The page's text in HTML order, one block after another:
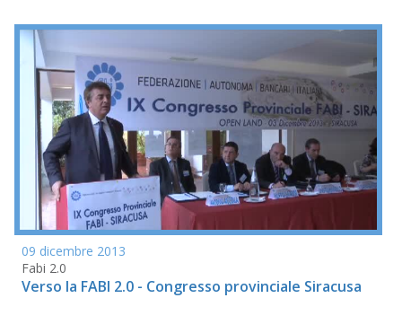
09 dicembre 2013
Fabi 2.0
Verso la FABI 2.0 - Congresso provinciale Siracusa